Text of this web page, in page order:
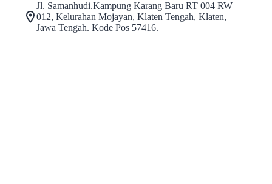
Jl. Samanhudi.Kampung Karang Baru RT 004 RW
012, Kelurahan Mojayan, Klaten Tengah, Klaten,
Jawa Tengah. Kode Pos 57416.